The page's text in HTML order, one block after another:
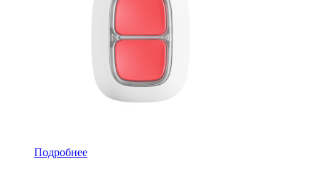
Подробнее